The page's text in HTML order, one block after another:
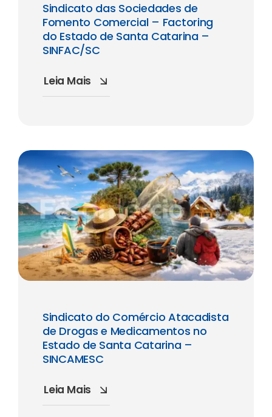
Sindicato das Sociedades de
Fomento Comercial – Factoring
do Estado de Santa Catarina –
SINFAC/SC
Leia Mais
Sindicato do Comércio Atacadista
de Drogas e Medicamentos no
Estado de Santa Catarina –
SINCAMESC
Leia Mais